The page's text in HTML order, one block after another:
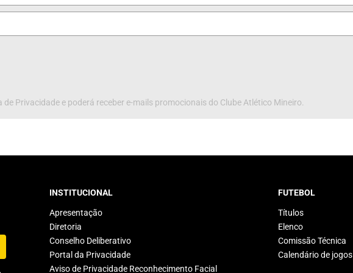
Privacidade e poderá receber e-mails promocionais do Clube Atlético Mineiro.
INSTITUCIONAL
Apresentação
Diretoria
Conselho Deliberativo
Portal da Privacidade
Aviso de Privacidade Reconhecimento Facial
FUTEBOL
Títulos
Elenco
Comissão Técnica
Calendário de jogos